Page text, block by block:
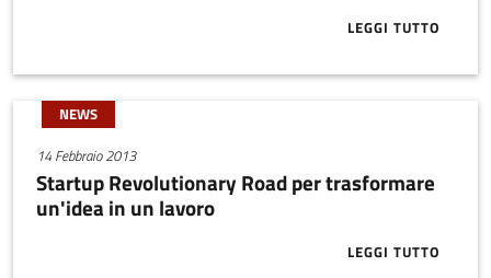
LEGGI TUTTO
ABOUT
NEWS
14 Febbraio 2013
Startup Revolutionary Road per trasformare
un'idea in un lavoro
LEGGI TUTTO
ABOUT